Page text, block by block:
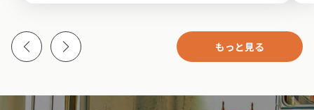
もっと見る